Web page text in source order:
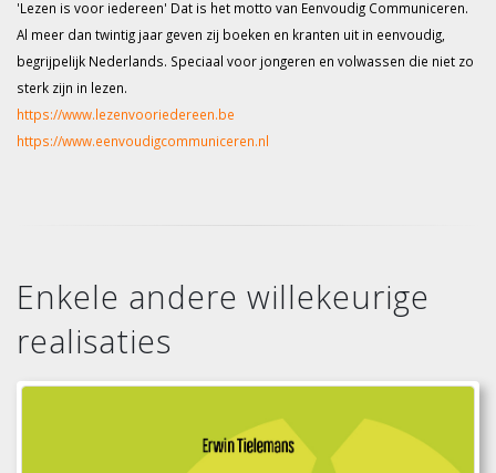
'Lezen is voor iedereen' Dat is het motto van Eenvoudig Communiceren.
Al meer dan twintig jaar geven zij boeken en kranten uit in eenvoudig,
begrijpelijk Nederlands. Speciaal voor jongeren en volwassen die niet zo
sterk zijn in lezen.
https://www.lezenvooriedereen.be
https://www.eenvoudigcommuniceren.nl
Enkele andere willekeurige
realisaties